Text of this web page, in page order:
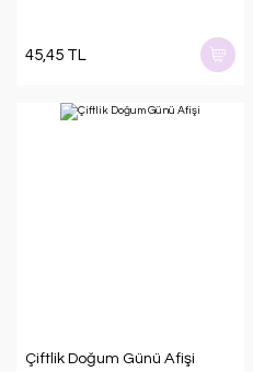
45,45 TL
Çiftlik Doğum Günü Afişi